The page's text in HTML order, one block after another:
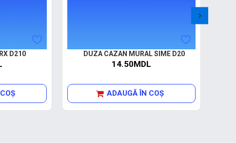
D210 DUZA CAZAN MURAL SIME D20
14.50MDL
ADAUGĂ ÎN COŞ